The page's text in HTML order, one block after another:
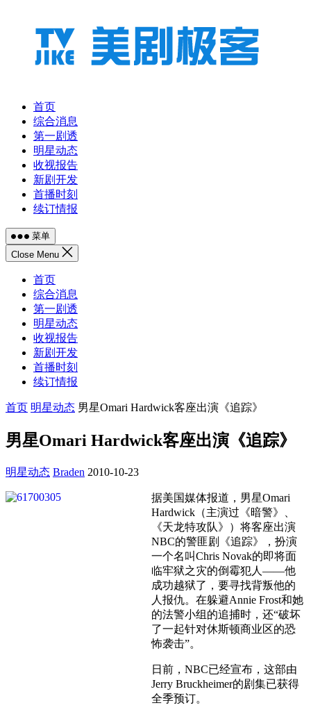
首页
综合消息
第一剧透
明星动态
收视报告
新剧开发
首播时刻
续订情报
菜单
Close Menu
首页
综合消息
第一剧透
明星动态
收视报告
新剧开发
首播时刻
续订情报
首页 明星动态 男星Omari Hardwick客座出演《追踪》
男星Omari Hardwick客座出演《追踪》
明星动态 Braden 2010-10-23
据美国媒体报道，男星Omari
Hardwick（主演过《暗警》、
《天龙特攻队》）将客座出演
NBC的警匪剧《追踪》，扮演
一个名叫Chris Novak的即将面
临牢狱之灾的倒霉犯人——他
成功越狱了，要寻找背叛他的
人报仇。在躲避Annie Frost和她
的法警小组的追捕时，还“破坏
了一起针对休斯顿商业区的恐
怖袭击”。
日前，NBC已经宣布，这部由
Jerry Bruckheimer的剧集已获得
全季预订。